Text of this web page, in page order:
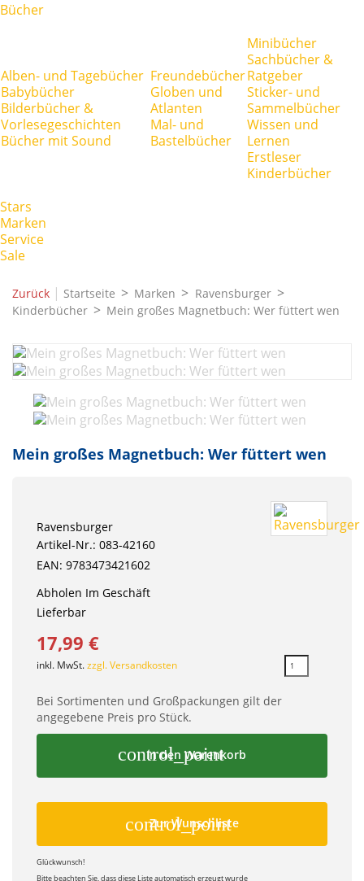
Bücher
Alben- und Tagebücher
Babybücher
Bilderbücher &
Vorlesegeschichten
Bücher mit Sound
Freundebücher
Globen und
Atlanten
Mal- und
Bastelbücher
Minibücher
Sachbücher &
Ratgeber
Sticker- und
Sammelbücher
Wissen und
Lernen
Erstleser
Kinderbücher
Stars
Marken
Service
Sale
Zurück | Startseite Marken
Ravensburger
Kinderbücher
Mein großes Magnetbuch: Wer füttert wen
Mein großes Magnetbuch: Wer füttert wen
Ravensburger
Artikel-Nr.: 083-42160
EAN: 9783473421602
Abholen Im Geschäft
Lieferbar
17,99 €
inkl. MwSt.zzgl. Versandkosten
Bei Sortimenten und Großpackungen gilt der
angegebene Preis pro Stück.
control_point
In den Warenkorb
control_point
Zur Wunschliste
Glückwunsch!
Bitte beachten Sie, dass diese Liste automatisch erzeugt wurde